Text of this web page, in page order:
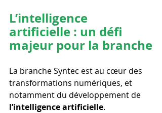
L’intelligence
artificielle : un défi
majeur pour la branche
La branche Syntec est au cœur des
transformations numériques, et
notamment du développement de
l’intelligence artificielle.